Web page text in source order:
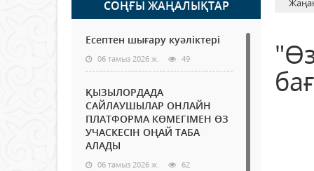
СОҢҒЫ ЖАҢАЛЫҚТАР
Есептен шығару куәліктері
06 тамыз 2026 ж. 49
ҚЫЗЫЛОРДАДА
САЙЛАУШЫЛАР ОНЛАЙН
ПЛАТФОРМА КӨМЕГІМЕН ӨЗ
УЧАСКЕСІН ОҢАЙ ТАБА
АЛАДЫ
06 тамыз 2026 ж. 62